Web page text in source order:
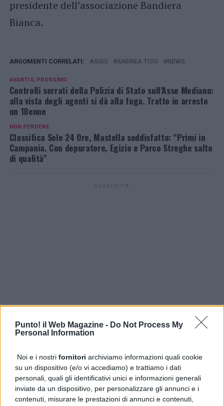
Punto! il Web Magazine - Do Not Process My
Personal Information
Noi e i nostri fornitori archiviamo informazioni quali cookie
su un dispositivo (e/o vi accediamo) e trattiamo i dati
personali, quali gli identificativi unici e informazioni generali
inviate da un dispositivo, per personalizzare gli annunci e i
contenuti, misurare le prestazioni di annunci e contenuti,
presidente dell’associazione Bandiera
Bianca.
ARGOMENTI CORRELATI: AIDS ANDREA TISO NEWS
AVANTI IL ​​PROSSIMO
Controlli serrati della Polizia di Stato sull’Asse Mediano:
alla vista degli agenti si dà alla fuga. Tratto in arresto
un 18enne
NON PERDERE
Classifica Sole 24 Ore, Mastella soddisfatto: “Primi in
Campania. Con depuratore, Egizio e Parco Streghe salto
di qualità”
PUBBLICITÀ